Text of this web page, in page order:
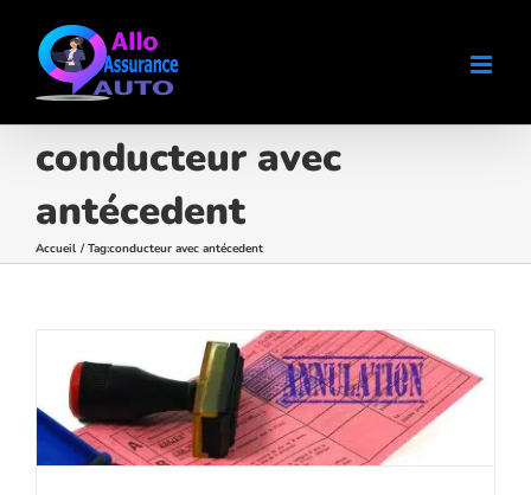
contenu
conducteur avec
antécedent
Accueil Tag:conducteur avec antécedent